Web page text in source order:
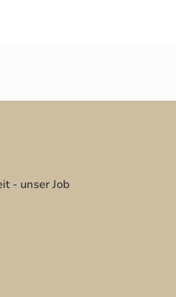
- unser Job